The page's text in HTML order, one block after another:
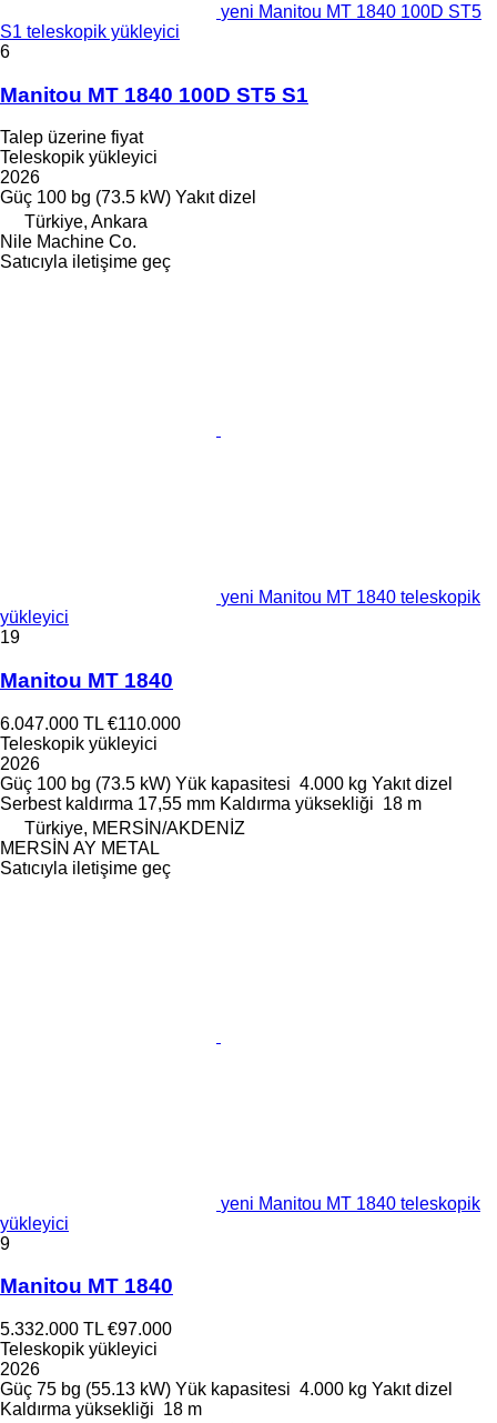
yeni Manitou MT 1840 100D ST5
S1 teleskopik yükleyici
6
Manitou MT 1840 100D ST5 S1
Talep üzerine fiyat
Teleskopik yükleyici
2026
Güç 100 bg (73.5 kW) Yakıt dizel
Türkiye, Ankara
Nile Machine Co.
Satıcıyla iletişime geç
yeni Manitou MT 1840 teleskopik
yükleyici
19
Manitou MT 1840
6.047.000 TL €110.000
Teleskopik yükleyici
2026
Güç 100 bg (73.5 kW) Yük kapasitesi 4.000 kg Yakıt dizel
Serbest kaldırma 17,55 mm Kaldırma yüksekliği 18 m
Türkiye, MERSİN/AKDENİZ
MERSİN AY METAL
Satıcıyla iletişime geç
yeni Manitou MT 1840 teleskopik
yükleyici
9
Manitou MT 1840
5.332.000 TL €97.000
Teleskopik yükleyici
2026
Güç 75 bg (55.13 kW) Yük kapasitesi 4.000 kg Yakıt dizel
Kaldırma yüksekliği 18 m